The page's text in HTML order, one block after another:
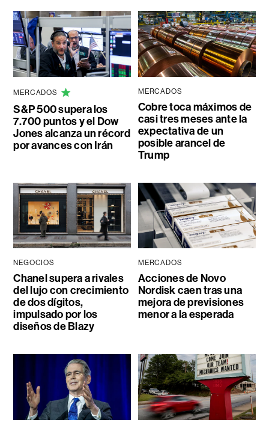
MERCADOS
S&P 500 supera los
7.700 puntos y el Dow
Jones alcanza un récord
por avances con Irán
MERCADOS
Cobre toca máximos de
casi tres meses ante la
expectativa de un
posible arancel de
Trump
NEGOCIOS
Chanel supera a rivales
del lujo con crecimiento
de dos dígitos,
impulsado por los
diseños de Blazy
MERCADOS
Acciones de Novo
Nordisk caen tras una
mejora de previsiones
menor a la esperada